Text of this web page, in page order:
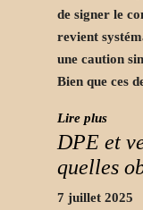
de signer le
revient
une caution
Bien que ces
Lire plus
DPE et
quelles
7 juillet 2025